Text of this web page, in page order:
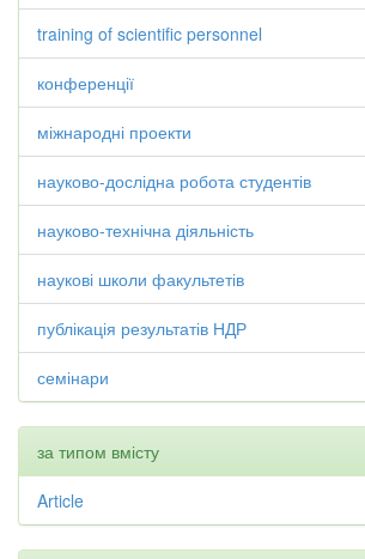
training of scientific personnel
конференції
міжнародні проекти
науково-дослідна робота студентів
науково-технічна діяльність
наукові школи факультетів
публікація результатів НДР
семінари
за типом вмісту
Article